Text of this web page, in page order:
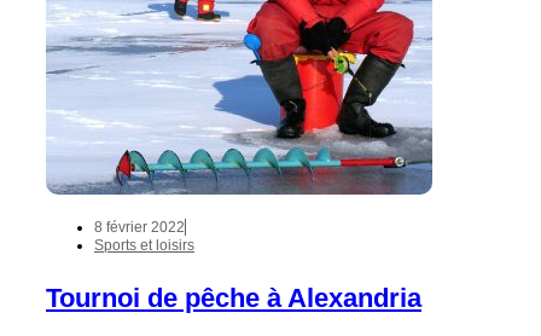
8 février 2022
Sports et loisirs
Tournoi de pêche à Alexandria